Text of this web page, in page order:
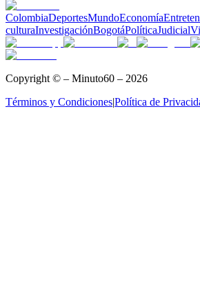
ColombiaDeportesMundoEconomía
culturaInvestigaciónBogotáPolíticaJudicial
Copyright © – Minuto60 – 2026
Términos y Condiciones|Política de